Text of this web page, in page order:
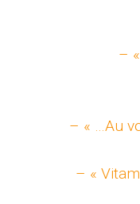
–
– « …Au
– «